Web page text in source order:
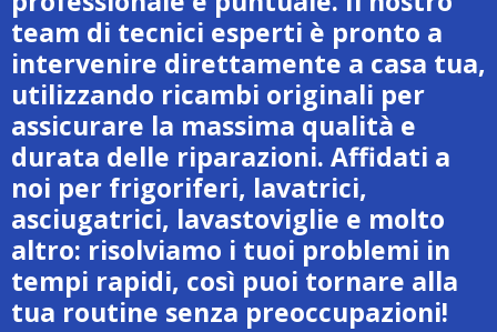
team di tecnici esperti è pronto a
intervenire direttamente a casa tua,
utilizzando ricambi originali per
assicurare la massima qualità e
durata delle riparazioni. Affidati a
noi per frigoriferi, lavatrici,
asciugatrici, lavastoviglie e molto
altro: risolviamo i tuoi problemi in
tempi rapidi, così puoi tornare alla
tua routine senza preoccupazioni!